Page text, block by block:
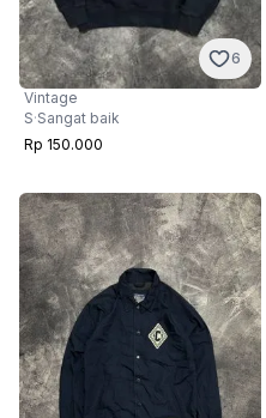
6
Vintage
S·Sangat baik
Rp 150.000